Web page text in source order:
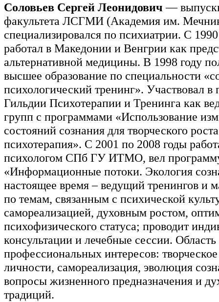
Соловьев Сергей Леонидович —
факультета ЛСГМИ (Академия им.
специализировался по психиатрии. С
работал в Македонии и Венгрии как
альтернативной медицины. В 1998 году
высшее образование по специальности
психологический тренинг». Участвовал в
Гильдии Психотерапии и Тренинга как
групп с программами «Использование
состояний сознания для творческого
психотерапия». С 2001 по 2008 годы
психологом СПб ГУ ИТМО, вел
«Информационные потоки. Экология
настоящее время – ведущий тренингов и
по темам, связанным с психической
самореализацией, духовным ростом,
психофизического статуса; проводит
консультации и лечебные сессии. Область
профессиональных интересов: творческое
личности, самореализация, эволюция
вопросы жизненного предназначения и
традиций.